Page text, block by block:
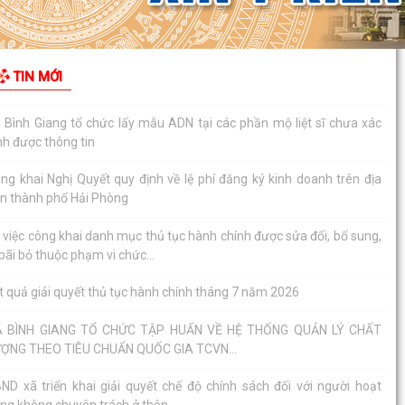
TIN MỚI
thành phố Hải Phòng
bỏ thuộc phạm vi chức...
quả giải quyết thủ tục hành chính tháng 7 năm 2026
BÌNH GIANG TỔ CHỨC TẬP HUẤN VỀ HỆ THỐNG QUẢN LÝ CHẤT
THEO TIÊU CHUẨN QUỐC GIA TCVN...
xã triển khai giải quyết chế độ chính sách đối với người hoạt
không chuyên trách ở thôn
quyết Về việc quy định mức chi thăm chúc tết Nguyên đán, thăm
ốm đau, trợ cấp đối với một...
Giang triển khai Kế hoạch lấy mẫu hài cốt liệt sĩ
Bình Giang học tập nghị quyết Hôi nghị lần thứ ba Ban Chấp hành
ương Đảng khóa XIV